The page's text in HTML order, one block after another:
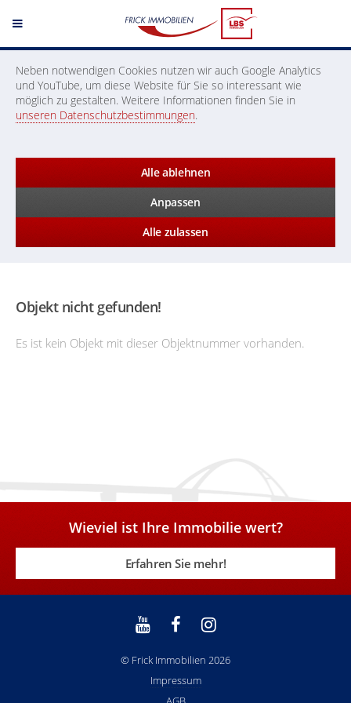
Neben notwendigen Cookies nutzen wir auch Google Analytics
und YouTube, um diese Website für Sie so interessant wie
möglich zu gestalten. Weitere Informationen finden Sie in
unseren Datenschutzbestimmungen.
Alle ablehnen
Anpassen
Alle zulassen
Objekt nicht gefunden!
Es ist kein Objekt mit dieser Objektnummer vorhanden.
Wieviel ist Ihre Immobilie wert?
Erfahren Sie mehr!
© Frick Immobilien 2026
Impressum